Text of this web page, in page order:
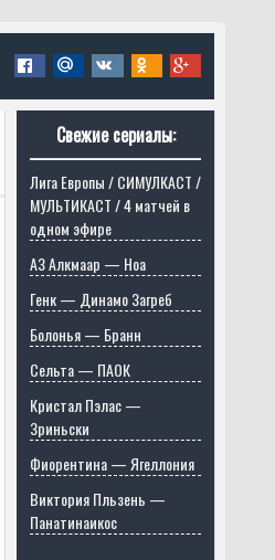
Свежие сериалы:
Лига Европы / СИМУЛКАСТ /
МУЛЬТИКАСТ / 4 матчей в
одном эфире
АЗ Алкмаар — Ноа
Генк — Динамо Загреб
Болонья — Бранн
Сельта — ПАОК
Кристал Пэлас —
Зриньски
Фиорентина — Ягеллония
Виктория Пльзень —
Панатинаикос